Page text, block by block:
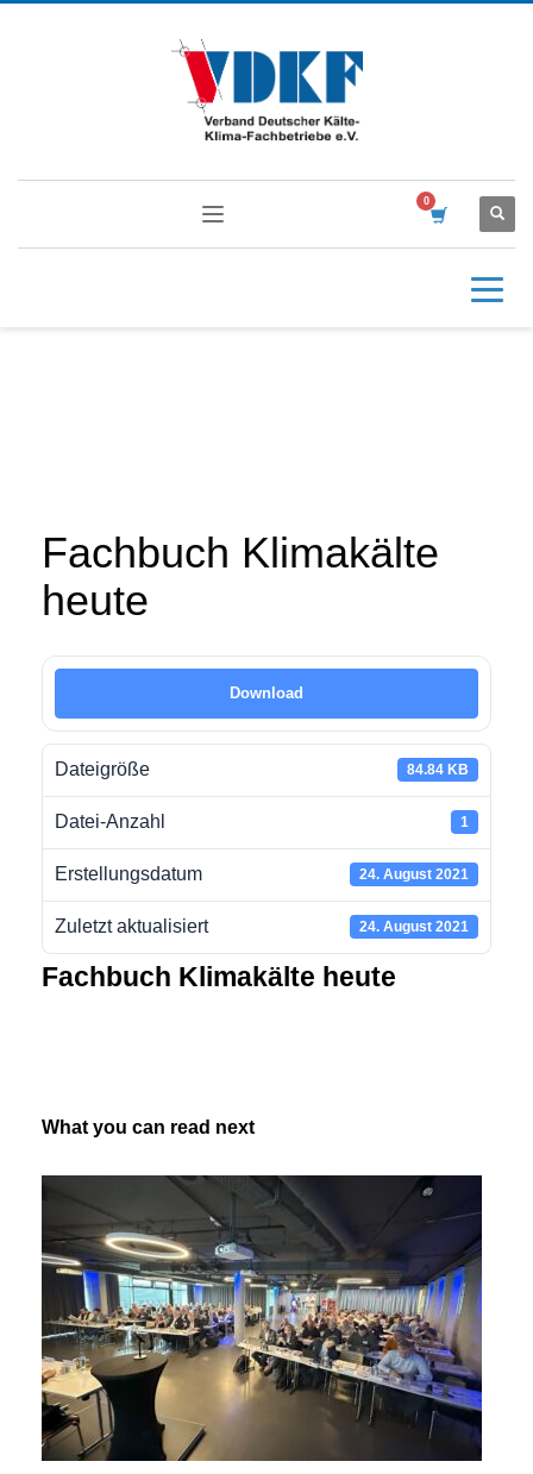
Fachbuch Klimakälte
heute
Download
Dateigröße 84.84 KB
Datei-Anzahl 1
Erstellungsdatum 24. August 2021
Zuletzt aktualisiert 24. August 2021
Fachbuch Klimakälte heute
What you can read next